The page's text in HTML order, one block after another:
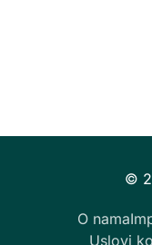
O nama
Uslovi